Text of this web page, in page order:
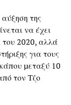
της
να έχει
του 2020, αλλά
για τους
μεταξύ 10
τον Τζο